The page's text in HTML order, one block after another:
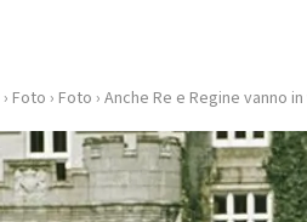
› Foto › Foto › Anche Re e Regine vanno